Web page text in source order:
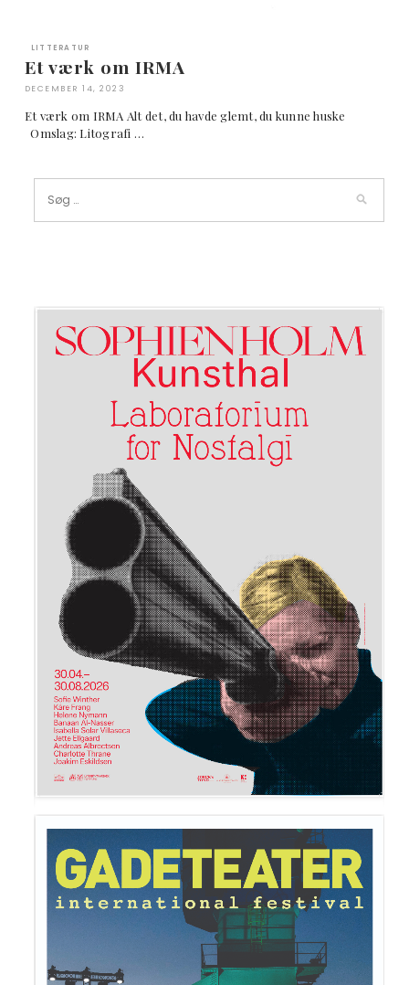
LITTERATUR
Et værk om IRMA
DECEMBER 14, 2023
Et værk om IRMA Alt det, du havde glemt, du kunne huske
Omslag: Litografi …